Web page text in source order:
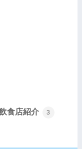
食店紹介 3